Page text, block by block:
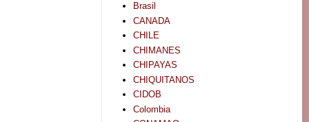
Brasil
CANADA
CHILE
CHIMANES
CHIPAYAS
CHIQUITANOS
CIDOB
Colombia